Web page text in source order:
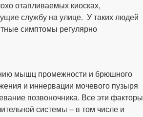
отапливаемых киосках,
службу на улице. У таких людей
симптомы регулярно
мышц промежности и брюшного
и иннервации мочевого пузыря
позвоночника. Все эти факторы
системы – в том числе и